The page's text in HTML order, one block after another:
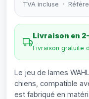
TVA incluse ·
Livraison en
Livraison gratuite
Le jeu de lames
chiens, compatible
est fabriqué en